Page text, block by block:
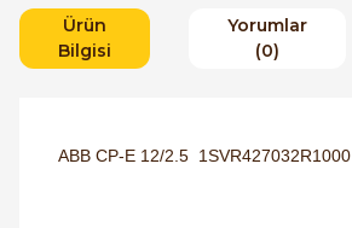
Ürün
Bilgisi
Yorumlar
(0)
ABB CP-E 12/2.5 1SVR427032R1000